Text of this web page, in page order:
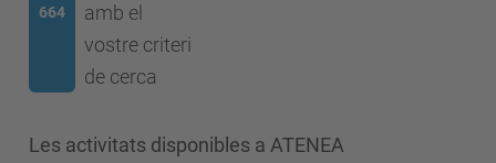
664
amb el
vostre criteri
de cerca
Les activitats disponibles a ATENEA